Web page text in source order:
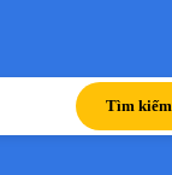
Tìm kiếm